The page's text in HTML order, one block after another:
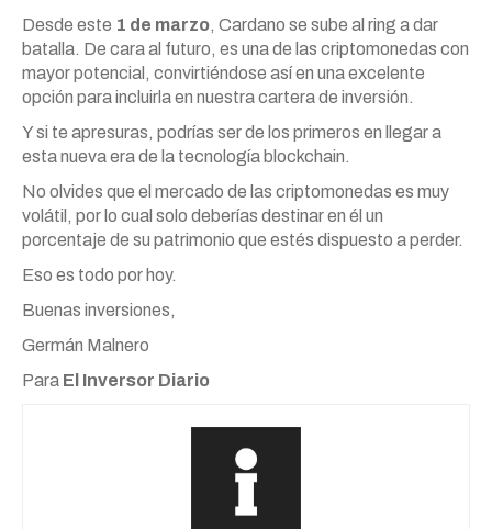
Desde este 1 de marzo, Cardano se sube al ring a dar
batalla. De cara al futuro, es una de las criptomonedas con
mayor potencial, convirtiéndose así en una excelente
opción para incluirla en nuestra cartera de inversión.
Y si te apresuras, podrías ser de los primeros en llegar a
esta nueva era de la tecnología blockchain.
No olvides que el mercado de las criptomonedas es muy
volátil, por lo cual solo deberías destinar en él un
porcentaje de su patrimonio que estés dispuesto a perder.
Eso es todo por hoy.
Buenas inversiones,
Germán Malnero
Para El Inversor Diario